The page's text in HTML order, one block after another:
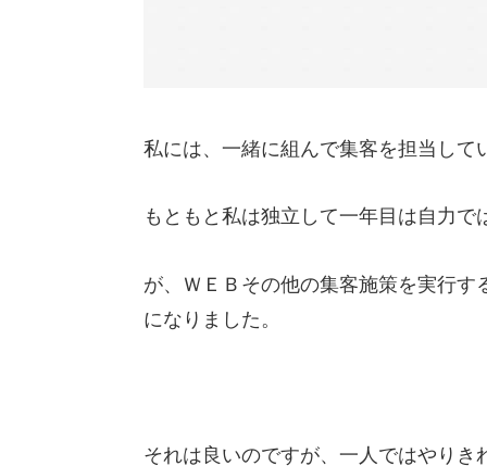
私には、一緒に組んで集客を担当して
もともと私は独立して一年目は自力
が、ＷＥＢその他の集客施策を実行
になりました。
それは良いのですが、一人ではやり